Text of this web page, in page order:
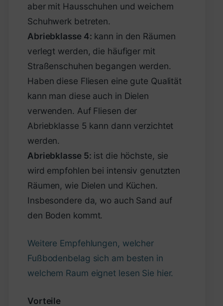
aber mit Hausschuhen und weichem
Schuhwerk betreten.
Abriebklasse 4: kann in den Räumen
verlegt werden, die häufiger mit
Straßenschuhen begangen werden.
Haben diese Fliesen eine gute Qualität
kann man diese auch in Dielen
verwenden. Auf Fliesen der
Abriebklasse 5 kann dann verzichtet
werden.
Abriebklasse 5: ist die höchste, sie
wird empfohlen bei intensiv genutzten
Räumen, wie Dielen und Küchen.
Insbesondere da, wo auch Sand auf
den Boden kommt.
Weitere Empfehlungen, welcher
Fußbodenbelag sich am besten in
welchem Raum eignet lesen Sie hier.
Vorteile